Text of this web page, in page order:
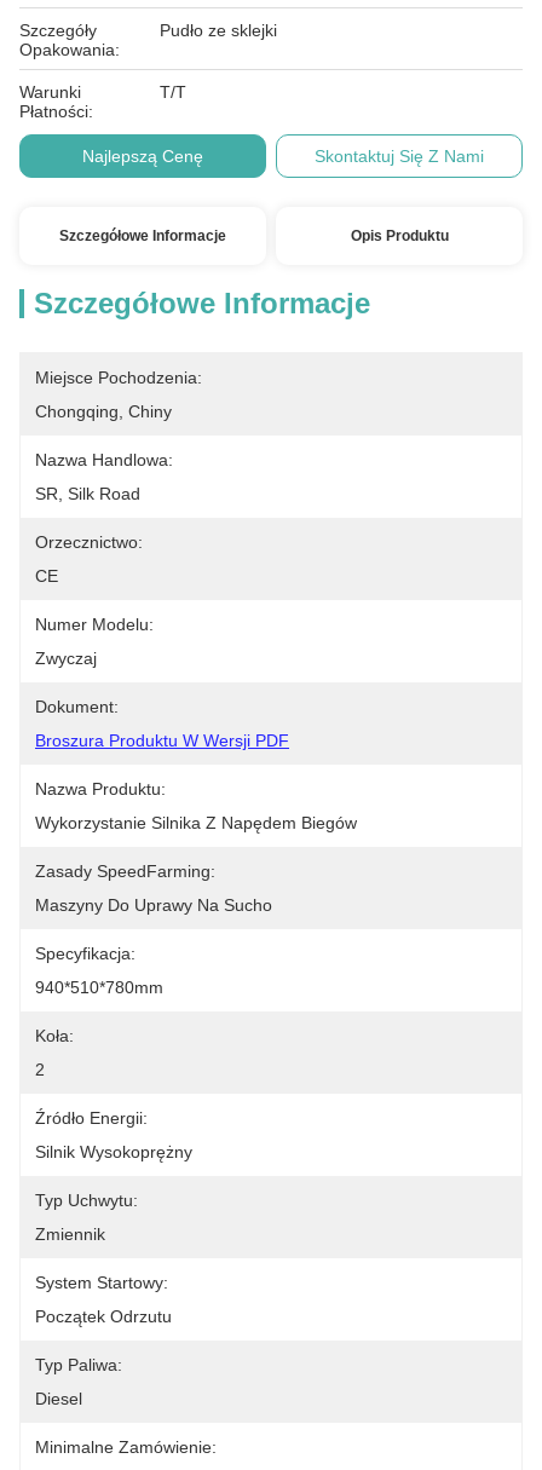
Szczegóły
Opakowania:
Pudło ze sklejki
Warunki
Płatności:
T/T
Najlepszą Cenę Skontaktuj Się Z Nami
Szczegółowe Informacje Opis Produktu
Szczegółowe Informacje
Miejsce Pochodzenia:
Chongqing, Chiny
Nazwa Handlowa:
SR, Silk Road
Orzecznictwo:
CE
Numer Modelu:
Zwyczaj
Dokument:
Broszura Produktu W Wersji PDF
Nazwa Produktu:
Wykorzystanie Silnika Z Napędem Biegów
Zasady SpeedFarming:
Maszyny Do Uprawy Na Sucho
Specyfikacja:
940*510*780mm
Koła:
2
Źródło Energii:
Silnik Wysokoprężny
Typ Uchwytu:
Zmiennik
System Startowy:
Początek Odrzutu
Typ Paliwa:
Diesel
Minimalne Zamówienie: